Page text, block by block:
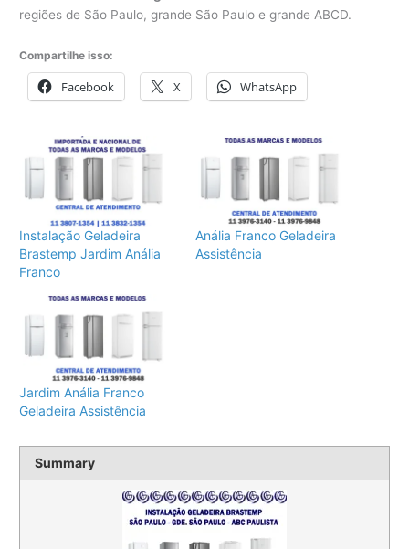
regiões de São Paulo, grande São Paulo e grande ABCD.
Compartilhe isso:
Facebook X WhatsApp
Instalação Geladeira
Brastemp Jardim Anália
Franco
Anália Franco Geladeira
Assistência
Jardim Anália Franco
Geladeira Assistência
Summary